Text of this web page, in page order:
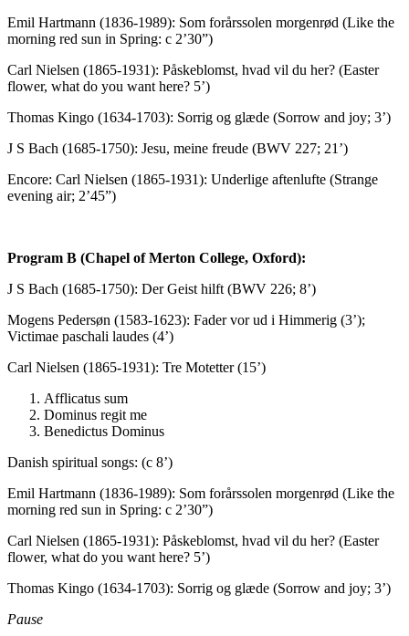
Emil Hartmann (1836-1989): Som forårssolen morgenrød (Like the
morning red sun in Spring: c 2’30”)
Carl Nielsen (1865-1931): Påskeblomst, hvad vil du her? (Easter
flower, what do you want here? 5’)
Thomas Kingo (1634-1703): Sorrig og glæde (Sorrow and joy; 3’)
J S Bach (1685-1750): Jesu, meine freude (BWV 227; 21’)
Encore: Carl Nielsen (1865-1931): Underlige aftenlufte (Strange
evening air; 2’45”)
Program B (Chapel of Merton College, Oxford):
J S Bach (1685-1750): Der Geist hilft (BWV 226; 8’)
Mogens Pedersøn (1583-1623): Fader vor ud i Himmerig (3’);
Victimae paschali laudes (4’)
Carl Nielsen (1865-1931): Tre Motetter (15’)
Afflicatus sum
Dominus regit me
Benedictus Dominus
Danish spiritual songs: (c 8’)
Emil Hartmann (1836-1989): Som forårssolen morgenrød (Like the
morning red sun in Spring: c 2’30”)
Carl Nielsen (1865-1931): Påskeblomst, hvad vil du her? (Easter
flower, what do you want here? 5’)
Thomas Kingo (1634-1703): Sorrig og glæde (Sorrow and joy; 3’)
Pause